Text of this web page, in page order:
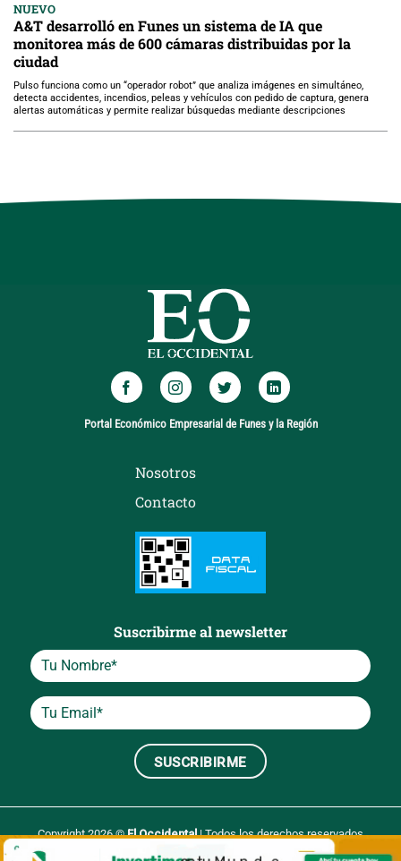
NUEVO
A&T desarrolló en Funes un sistema de IA que
monitorea más de 600 cámaras distribuidas por la
ciudad
Pulso funciona como un “operador robot” que analiza imágenes en simultáneo,
detecta accidentes, incendios, peleas y vehículos con pedido de captura, genera
alertas automáticas y permite realizar búsquedas mediante descripciones
Portal Económico Empresarial de Funes y la Región
Nosotros
Contacto
Suscribirme al newsletter
Copyright 2026 ©El Occidental| Todos los derechos reservados